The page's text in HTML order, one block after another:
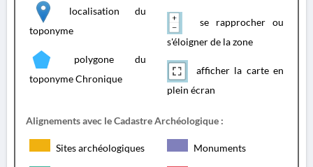
localisation du
toponyme
polygone du
toponyme Chronique
se rapprocher ou
s'éloigner de la zone
afficher la carte en
plein écran
Alignements avec le Cadastre Archéologique :
Sites archéologiques Monuments